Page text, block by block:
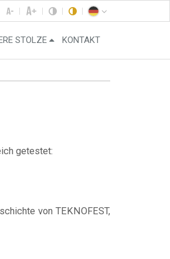
STOLZE KONTAKT
getestet:
von TEKNOFEST,